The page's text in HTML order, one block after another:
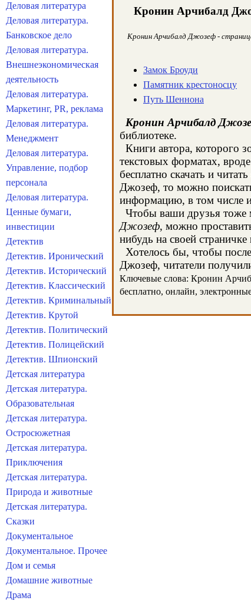
Кронин Арчибалд
Кронин Арчибалд Джозеф -
Замок Броуди
Памятник крестоносцу
Путь Шеннона
Кронин Арчибалд
библиотеке.
Книги автора, которого
текстовых форматах,
бесплатно скачать и
Джозеф, то можно
информацию, в том числе
Чтобы ваши друзья тоже
Джозеф, можно
нибудь на своей страничке
Хотелось бы, чтобы
Джозеф, читатели
Ключевые слова: Кронин
бесплатно, онлайн,
Деловая литература
Деловая литература.
Банковское дело
Деловая литература.
Внешнеэкономическая
деятельность
Деловая литература.
Маркетинг, PR, реклама
Деловая литература.
Менеджмент
Деловая литература.
Управление, подбор
персонала
Деловая литература.
Ценные бумаги,
инвестиции
Детектив
Детектив. Иронический
Детектив. Исторический
Детектив. Классический
Детектив. Криминальный
Детектив. Крутой
Детектив. Политический
Детектив. Полицейский
Детектив. Шпионский
Детская литература
Детская литература.
Образовательная
Детская литература.
Остросюжетная
Детская литература.
Приключения
Детская литература.
Природа и животные
Детская литература.
Сказки
Документальное
Документальное. Прочее
Дом и семья
Домашние животные
Драма